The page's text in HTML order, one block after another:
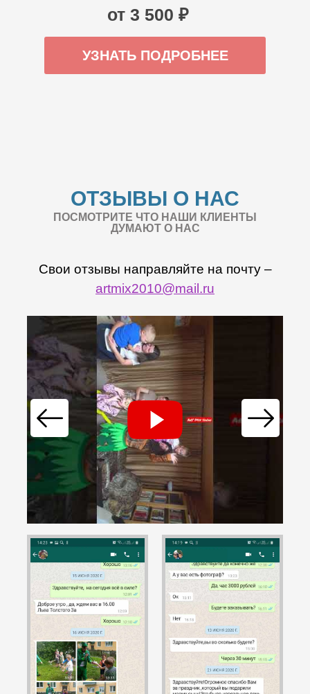
от 3 500 ₽
УЗНАТЬ ПОДРОБНЕЕ
ОТЗЫВЫ О НАС
ПОСМОТРИТЕ ЧТО НАШИ КЛИЕНТЫ
ДУМАЮТ О НАС
Свои отзывы направляйте на почту –
artmix2010@mail.ru